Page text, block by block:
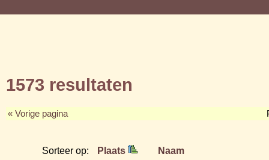
1573 resultaten
« Vorige pagina
Sorteer op: Plaats Naam